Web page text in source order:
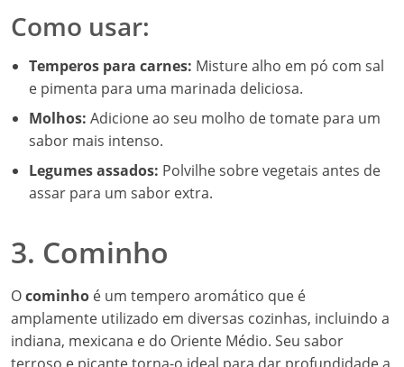
Como usar:
Temperos para carnes: Misture alho em pó com sal
e pimenta para uma marinada deliciosa.
Molhos: Adicione ao seu molho de tomate para um
sabor mais intenso.
Legumes assados: Polvilhe sobre vegetais antes de
assar para um sabor extra.
3. Cominho
Ocominho é um tempero aromático que é
amplamente utilizado em diversas cozinhas, incluindo a
indiana, mexicana e do Oriente Médio. Seu sabor